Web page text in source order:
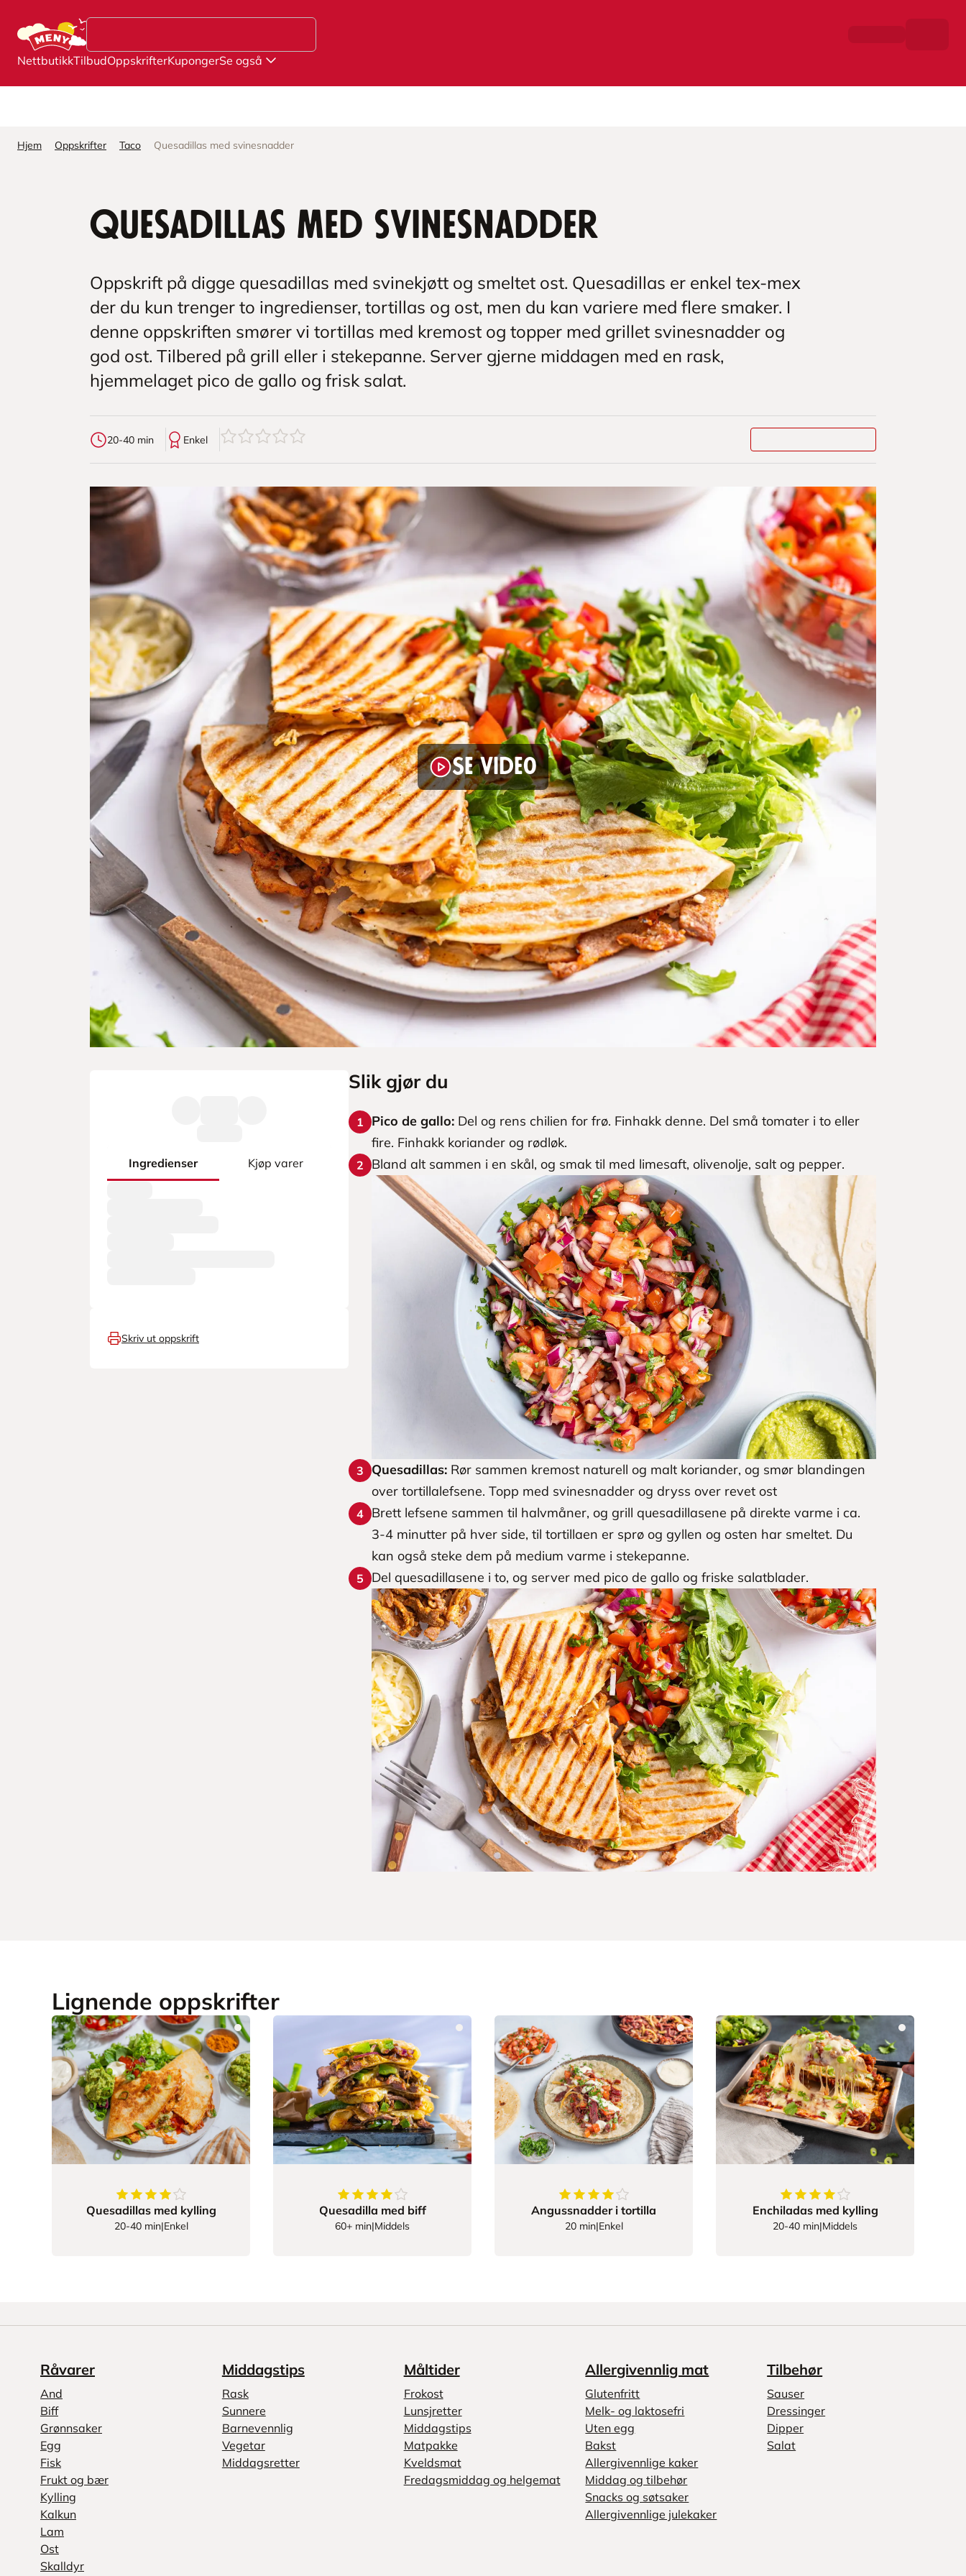
NettbutikkTilbudOppskrifterKupongerSe også
Hjem Oppskrifter Taco Quesadillas med svinesnadder
Quesadillas med svinesnadder
Oppskrift på digge quesadillas med svinekjøtt og smeltet ost. Quesadillas er enkel tex-mex
der du kun trenger to ingredienser, tortillas og ost, men du kan variere med flere smaker. I
denne oppskriften smører vi tortillas med kremost og topper med grillet svinesnadder og
god ost. Tilbered på grill eller i stekepanne. Server gjerne middagen med en rask,
hjemmelaget pico de gallo og frisk salat.
20-40 min Enkel 0av5stjerner
Se video
Ingredienser Kjøp varer
Skriv ut oppskrift
Slik gjør du
1 Pico de gallo: Del og rens chilien for frø. Finhakk denne. Del små tomater i to eller
fire. Finhakk koriander og rødløk.
2 Bland alt sammen i en skål, og smak til med limesaft, olivenolje, salt og pepper.
3 Quesadillas: Rør sammen kremost naturell og malt koriander, og smør blandingen
over tortillalefsene. Topp med svinesnadder og dryss over revet ost
4 Brett lefsene sammen til halvmåner, og grill quesadillasene på direkte varme i ca.
3-4 minutter på hver side, til tortillaen er sprø og gyllen og osten har smeltet. Du
kan også steke dem på medium varme i stekepanne.
5 Del quesadillasene i to, og server med pico de gallo og friske salatblader.
Lignende oppskrifter
4.675av5stjerner
Quesadillas med kylling
20-40 min|Enkel
4.428571428571429
Quesadilla med biff
60+ min|Middels
4.5av5 stjerner
Angussnadder i tortilla
20 min|Enkel
4.038834951456311
Enchiladas med kylling
20-40 min|Middels
Råvarer
And
Biff
Grønnsaker
Egg
Fisk
Frukt og bær
Kylling
Kalkun
Lam
Ost
Skalldyr
Middagstips
Rask
Sunnere
Barnevennlig
Vegetar
Middagsretter
Måltider
Frokost
Lunsjretter
Middagstips
Matpakke
Kveldsmat
Fredagsmiddag og helgemat
Allergivennlig mat
Glutenfritt
Melk- og laktosefri
Uten egg
Bakst
Allergivennlige kaker
Middag og tilbehør
Snacks og søtsaker
Allergivennlige julekaker
Tilbehør
Sauser
Dressinger
Dipper
Salat